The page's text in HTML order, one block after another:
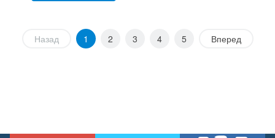
Назад 1 2 3 4 5 Вперед